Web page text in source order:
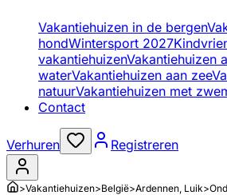
Vakantiehuizen in de bergen
hondWintersport 2027
vakantiehuizenVakantiehuizen
waterVakantiehuizen aan zee
natuurVakantiehuizen met
Contact
Verhuren Registreren
>Vakantiehuizen>België>Ardennen, Luik>